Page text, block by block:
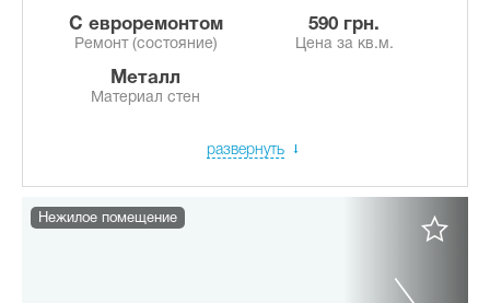
с евроремонтом
Ремонт (состояние)
590 грн.
Цена за кв.м.
Металл
Материал стен
развернуть
Нежилое помещение